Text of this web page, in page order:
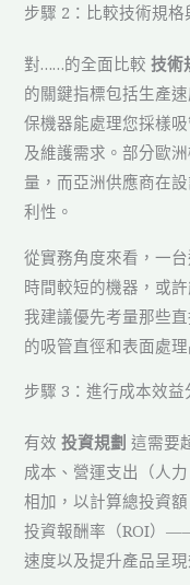
步驟 2：比較技術規格
對……的全面比較技術
的關鍵指標包括生產
保機器能處理您採樣
及維護需求。部分歐
量，而亞洲供應商在
利性。
從實務角度來看，一
時間較短的機器，或
我建議優先考量那些
的吸管直徑和表面處
步驟 3：進行成本效
有效投資規劃 這需要
成本、營運支出（人
相加，以計算總投資
投資報酬率（ROI）
速度以及提升產品呈